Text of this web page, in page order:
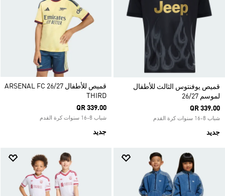
قميص يوفنتوس الثالث للأطفال
لموسم 26/27
QR 339.00
شباب 8-16 سنوات كرة القدم
جديد
قميص للأطفال ARSENAL FC 26/27
THIRD
QR 339.00
شباب 8-16 سنوات كرة القدم
جديد